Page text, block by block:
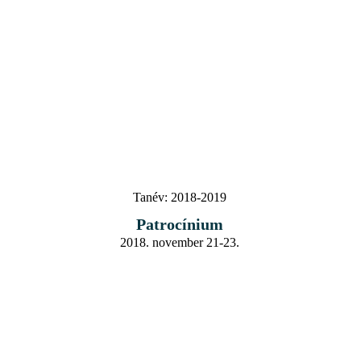
Tanév: 2018-2019
Patrocínium
2018. november 21-23.